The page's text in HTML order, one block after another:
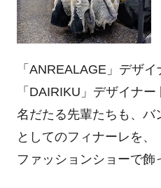
「ANREALAGE」デザイ
「DAIRIKU」デザイナー
名だたる先輩たちも、バ
としてのフィナーレを、
ファッションショーで飾